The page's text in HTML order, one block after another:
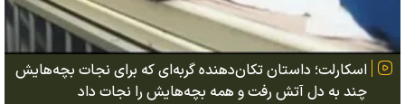
اسکارلت؛ داستان تکان‌دهنده گربه‌ای که برای نجات بچه‌هایش
چند به دل آتش رفت و همه بچه‌هایش را نجات داد